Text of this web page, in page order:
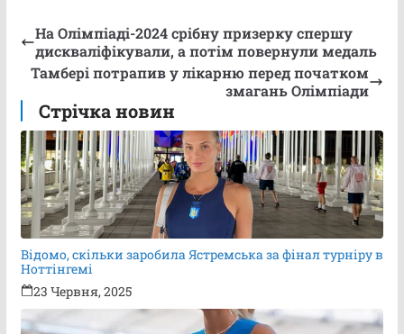
На Олімпіаді-2024 срібну призерку спершу
дискваліфікували, а потім повернули медаль
Тамбері потрапив у лікарню перед початком
змагань Олімпіади
Стрічка новин
Відомо, скільки заробила Ястремська за фінал турніру в
Ноттінгемі
23 Червня, 2025